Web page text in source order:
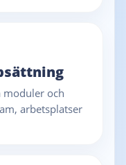
moduler och
arbetsplatser